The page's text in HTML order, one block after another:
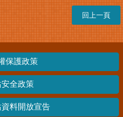
回上一頁
保護政策
全政策
料開放宣告